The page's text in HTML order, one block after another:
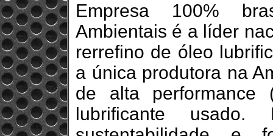
Empresa 100%
Ambientais é a líder
rerrefino de óleo
a única produtora na
de alta
lubrificante